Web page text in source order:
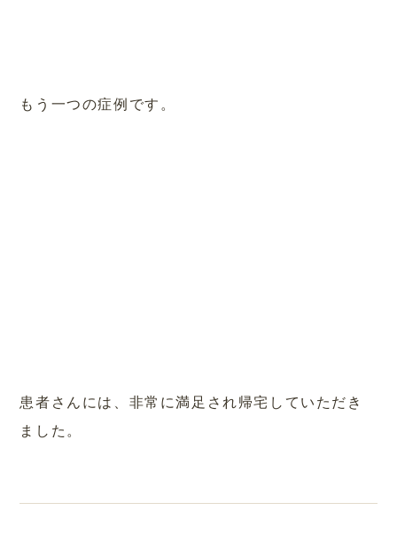
もう一つの症例です。
患者さんには、非常に満足され帰宅していただき
ました。